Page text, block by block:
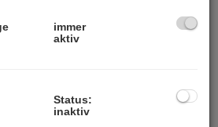
immer
aktiv
Status:
inaktiv